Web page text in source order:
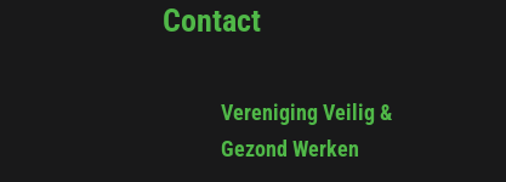
Contact
Vereniging Veilig &
Gezond Werken